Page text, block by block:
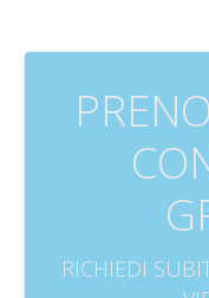
RICHIEDI